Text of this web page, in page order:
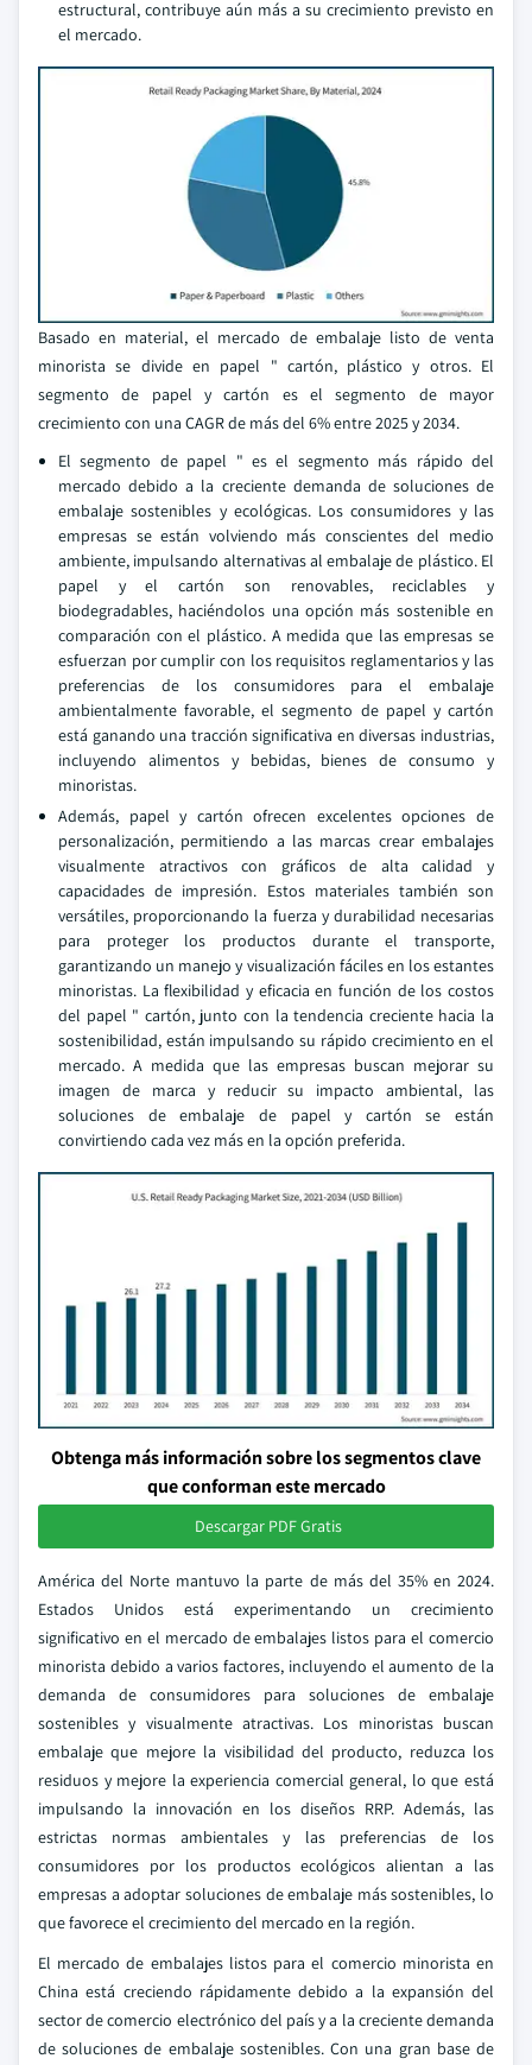
estructural, contribuye aún más a su crecimiento previsto en
el mercado.
Basado en material, el mercado de embalaje listo de venta
minorista se divide en papel " cartón, plástico y otros. El
segmento de papel y cartón es el segmento de mayor
crecimiento con una CAGR de más del 6% entre 2025 y 2034.
El segmento de papel " es el segmento más rápido del
mercado debido a la creciente demanda de soluciones de
embalaje sostenibles y ecológicas. Los consumidores y las
empresas se están volviendo más conscientes del medio
ambiente, impulsando alternativas al embalaje de plástico. El
papel y el cartón son renovables, reciclables y
biodegradables, haciéndolos una opción más sostenible en
comparación con el plástico. A medida que las empresas se
esfuerzan por cumplir con los requisitos reglamentarios y las
preferencias de los consumidores para el embalaje
ambientalmente favorable, el segmento de papel y cartón
está ganando una tracción significativa en diversas industrias,
incluyendo alimentos y bebidas, bienes de consumo y
minoristas.
Además, papel y cartón ofrecen excelentes opciones de
personalización, permitiendo a las marcas crear embalajes
visualmente atractivos con gráficos de alta calidad y
capacidades de impresión. Estos materiales también son
versátiles, proporcionando la fuerza y durabilidad necesarias
para proteger los productos durante el transporte,
garantizando un manejo y visualización fáciles en los estantes
minoristas. La flexibilidad y eficacia en función de los costos
del papel " cartón, junto con la tendencia creciente hacia la
sostenibilidad, están impulsando su rápido crecimiento en el
mercado. A medida que las empresas buscan mejorar su
imagen de marca y reducir su impacto ambiental, las
soluciones de embalaje de papel y cartón se están
convirtiendo cada vez más en la opción preferida.
Obtenga más información sobre los segmentos clave
que conforman este mercado
Descargar PDF Gratis
América del Norte mantuvo la parte de más del 35% en 2024.
Estados Unidos está experimentando un crecimiento
significativo en el mercado de embalajes listos para el comercio
minorista debido a varios factores, incluyendo el aumento de la
demanda de consumidores para soluciones de embalaje
sostenibles y visualmente atractivas. Los minoristas buscan
embalaje que mejore la visibilidad del producto, reduzca los
residuos y mejore la experiencia comercial general, lo que está
impulsando la innovación en los diseños RRP. Además, las
estrictas normas ambientales y las preferencias de los
consumidores por los productos ecológicos alientan a las
empresas a adoptar soluciones de embalaje más sostenibles, lo
que favorece el crecimiento del mercado en la región.
El mercado de embalajes listos para el comercio minorista en
China está creciendo rápidamente debido a la expansión del
sector de comercio electrónico del país y a la creciente demanda
de soluciones de embalaje sostenibles. Con una gran base de